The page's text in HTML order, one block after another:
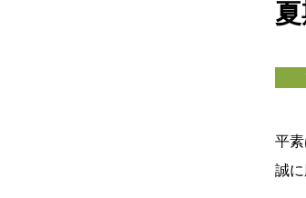
平
誠